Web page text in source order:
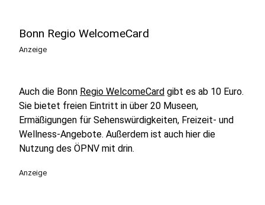
Bonn Regio WelcomeCard
Anzeige
Auch die Bonn Regio WelcomeCard gibt es ab 10 Euro.
Sie bietet freien Eintritt in über 20 Museen,
Ermäßigungen für Sehenswürdigkeiten, Freizeit- und
Wellness-Angebote. Außerdem ist auch hier die
Nutzung des ÖPNV mit drin.
Anzeige